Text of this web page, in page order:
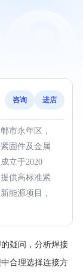
咨询 进店
市永年区，
固件及金属
立于2020
供高标准紧
能源项目，
疑问，分析焊接
合理选择连接方